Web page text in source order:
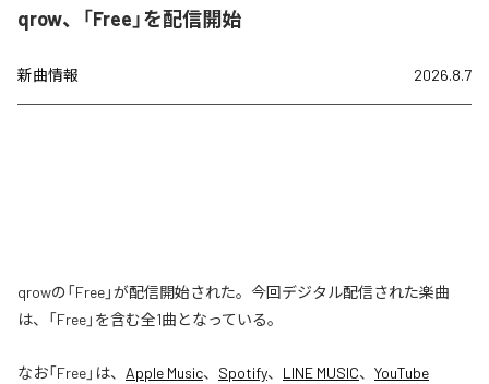
qrow、「Free」を配信開始
新曲情報 2026.8.7
qrowの「Free」が配信開始された。今回デジタル配信された楽曲
は、「Free」を含む全1曲となっている。
なお「Free」は、 Apple Music、 Spotify、 LINE MUSIC、 YouTube